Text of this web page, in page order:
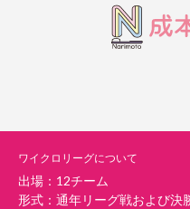
ワイクロリーグについて
出場：12チーム
形式：通年リーグ戦および決